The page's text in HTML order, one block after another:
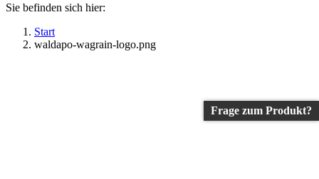
Sie befinden sich hier:
Start
waldapo-wagrain-logo.png
Frage zum Produkt?